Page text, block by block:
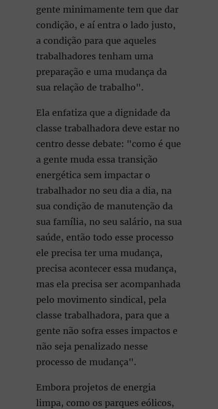
gente minimamente tem que dar
condição, e aí entra o lado justo,
a condição para que aqueles
trabalhadores tenham uma
preparação e uma mudança da
sua relação de trabalho".
Ela enfatiza que a dignidade da
classe trabalhadora deve estar no
centro desse debate: "como é que
a gente muda essa transição
energética sem impactar o
trabalhador no seu dia a dia, na
sua condição de manutenção da
sua família, no seu salário, na sua
saúde, então todo esse processo
ele precisa ter uma mudança,
precisa acontecer essa mudança,
mas ela precisa ser acompanhada
pelo movimento sindical, pela
classe trabalhadora, para que a
gente não sofra esses impactos e
não seja penalizado nesse
processo de mudança".
Embora projetos de energia
limpa, como os parques eólicos,